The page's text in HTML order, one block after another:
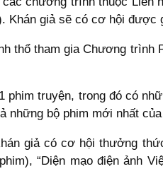
Khán giả sẽ có cơ hội
thổ tham gia Chương
truyện, trong đó có
bộ phim mới nhất
giả có cơ hội thưởng
“Diện mạo điện ảnh